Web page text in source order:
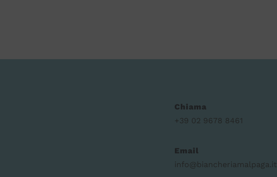
Chiama
+39 02 9678 8461
Email
info@biancheriamalpaga.it